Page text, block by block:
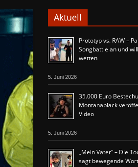
Aktuell
Prototyp vs. RAW –
Songbattle an und
wetten
5. Juni 2026
35.000 Euro
Montanablack
Video
5. Juni 2026
„Mein Vater“ – Die
sagt bewegende